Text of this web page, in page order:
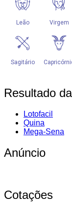
Resultado
Lotofacil
Quina
Mega-Sena
Anúncio
Cotações